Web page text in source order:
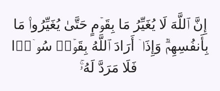
إِنَّ ٱللَّهَ لَا یُغَیِّرُ مَا بِقَوۡمٍ حَتَّىٰ یُغَیِّرُوا۟ مَا
بِأَنفُسِهِمۡۗ وَإِذَاۤ أَرَادَ ٱللَّهُ بِقَوۡمࣲ سُوۤءࣰا